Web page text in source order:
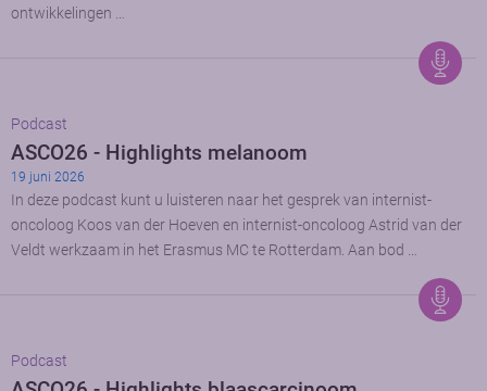
ontwikkelingen …
Podcast
ASCO26 - Highlights melanoom
19 juni 2026
In deze podcast kunt u luisteren naar het gesprek van internist-
oncoloog Koos van der Hoeven en internist-oncoloog Astrid van der
Veldt werkzaam in het Erasmus MC te Rotterdam. Aan bod …
Podcast